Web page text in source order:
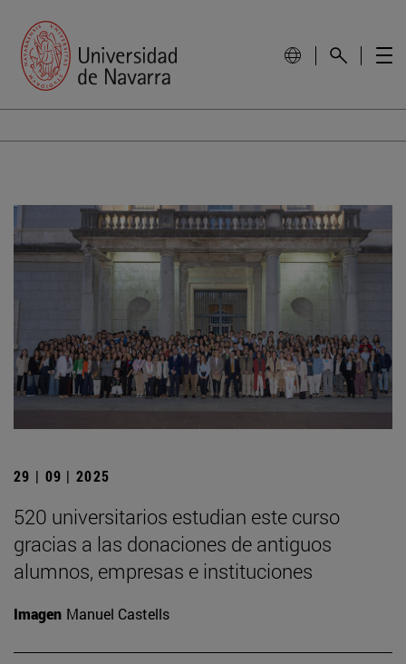
29 | 09 | 2025
520 universitarios estudian este curso
gracias a las donaciones de antiguos
alumnos, empresas e instituciones
Imagen Manuel Castells